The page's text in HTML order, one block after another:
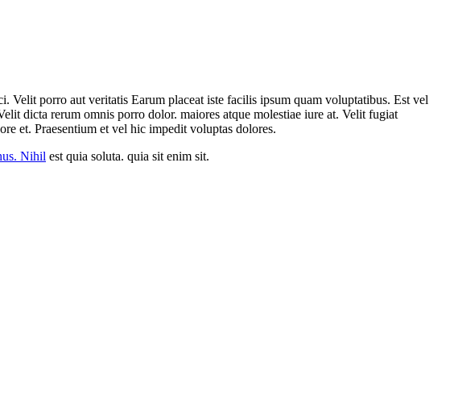
Velit porro aut veritatis Earum placeat iste facilis ipsum quam voluptatibus. Est vel
dicta rerum omnis porro dolor. maiores atque molestiae iure at. Velit fugiat
et. Praesentium et vel hic impedit voluptas dolores.
Nihil est quia soluta. quia sit enim sit.